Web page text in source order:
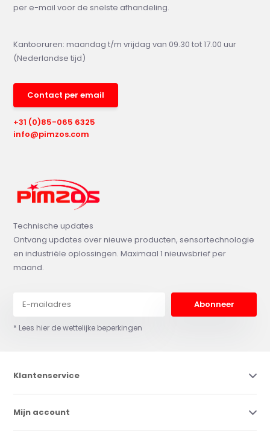
per e-mail voor de snelste afhandeling.
Kantooruren: maandag t/m vrijdag van 09.30 tot 17.00 uur
(Nederlandse tijd)
Contact per email
+31 (0)85-065 6325
info@pimzos.com
Technische updates
Ontvang updates over nieuwe producten, sensortechnologie
en industriële oplossingen. Maximaal 1 nieuwsbrief per
maand.
Abonneer
* Lees hier de wettelijke beperkingen
Klantenservice
Mijn account